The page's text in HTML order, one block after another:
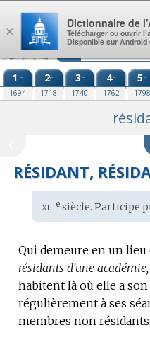
Aller au contenu
1re
1694
2e
1718
3e
1740
4e
1762
5e
1798
RÉSIDANT,
Étymologie
:
xiiiesiècle. Participe
Qui demeure en un lieu
résidants d’une
habitent là où elle a
régulièrement à ses
membres non résidants.
×
Dictionnaire de
Télécharger ou ouvrir
Disponible sur Android